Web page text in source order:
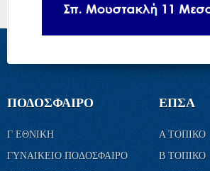
ΠΟΔΟΣΦΑΙΡΟ
Γ ΕΘΝΙΚΗ
ΓΥΝΑΙΚΕΙΟ ΠΟΔΟΣΦΑΙΡΟ
ΕΠΣΑ
Α ΤΟΠΙΚΟ
Β ΤΟΠΙΚΟ